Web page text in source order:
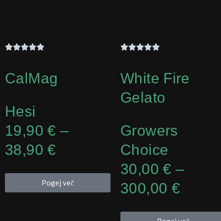
CalMag
Hesi
19,90€ –
38,90€
Cenovni
19,90 €
Pogej več
White Fire
Gelato
Growers
Choice
30,00€ –
300,00 €